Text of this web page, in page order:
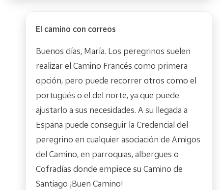
El camino con correos
Buenos días, María. Los peregrinos suelen
realizar el Camino Francés como primera
opción, pero puede recorrer otros como el
portugués o el del norte, ya que puede
ajustarlo a sus necesidades. A su llegada a
España puede conseguir la Credencial del
peregrino en cualquier asociación de Amigos
del Camino, en parroquias, albergues o
Cofradías donde empiece su Camino de
Santiago ¡Buen Camino!